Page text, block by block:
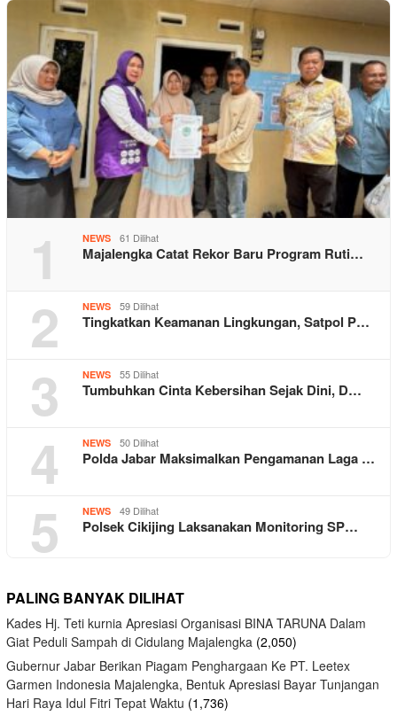
1 NEWS 61 Dilihat
Majalengka Catat Rekor Baru Program Ruti…
2 NEWS 59 Dilihat
Tingkatkan Keamanan Lingkungan, Satpol P…
3 NEWS 55 Dilihat
Tumbuhkan Cinta Kebersihan Sejak Dini, D…
4 NEWS 50 Dilihat
Polda Jabar Maksimalkan Pengamanan Laga …
5 NEWS 49 Dilihat
Polsek Cikijing Laksanakan Monitoring SP…
PALING BANYAK DILIHAT
Kades Hj. Teti kurnia Apresiasi Organisasi BINA TARUNA Dalam
Giat Peduli Sampah di Cidulang Majalengka (2,050)
Gubernur Jabar Berikan Piagam Penghargaan Ke PT. Leetex
Garmen Indonesia Majalengka, Bentuk Apresiasi Bayar Tunjangan
Hari Raya Idul Fitri Tepat Waktu (1,736)